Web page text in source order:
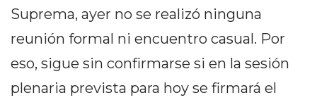
TIENDAS ONLINE CON
PEDIDOS POR WHATSAPP
TIENDA ONLINE GRATIS
EN ARGENTINA:
Suprema, ayer no se realizó ninguna
reunión formal ni encuentro casual. Por
eso, sigue sin confirmarse si en la sesión
plenaria prevista para hoy se firmará el